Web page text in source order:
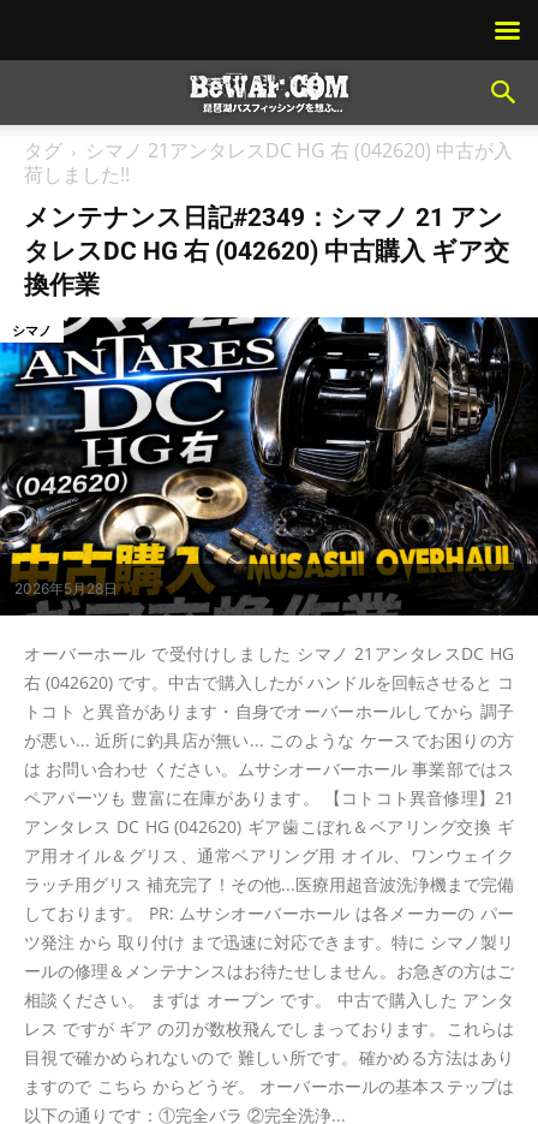
タグ
シマノ 21アンタレスDC HG 右 (042620) 中古が入
荷しました!!
メンテナンス日記#2349：シマノ 21 アン
タレスDC HG 右 (042620) 中古購入 ギア交
換作業
2026年5月28日
シマノ
オーバーホール で受付けしました シマノ 21アンタレスDC HG
右 (042620) です。中古で購入したが ハンドルを回転させると コ
トコト と異音があります・自身でオーバーホールしてから 調子
が悪い... 近所に釣具店が無い... このような ケースでお困りの方
は お問い合わせ ください。ムサシオーバーホール 事業部ではス
ペアパーツも 豊富に在庫があります。 【コトコト異音修理】21
アンタレス DC HG (042620) ギア歯こぼれ＆ベアリング交換 ギ
ア用オイル＆グリス、通常ベアリング用 オイル、ワンウェイク
ラッチ用グリス 補充完了！その他...医療用超音波洗浄機まで完備
しております。 PR: ムサシオーバーホール は各メーカーの パー
ツ発注 から 取り付け まで迅速に対応できます。特に シマノ製リ
ールの修理＆メンテナンスはお待たせしません。お急ぎの方はご
相談ください。 まずは オープン です。 中古で購入した アンタ
レス ですが ギア の刃が数枚飛んでしまっております。これらは
目視で確かめられないので 難しい所です。確かめる方法はあり
ますので こちら からどうぞ。 オーバーホールの基本ステップは
以下の通りです：①完全バラ ②完全洗浄...